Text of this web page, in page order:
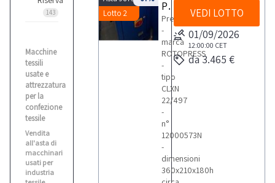
143
Macchine
tessili
usate e
attrezzatura
per la
confezione
tessile
Vendita
all'asta di
macchinari
usati per
industria
Lotto 2
Pressa Rotopress
Pressa
-
marca
ROTOPRESS
-
tipo
CLXN
22/497
-
n°
12000573N
-
dimensioni
360x210x180h
VEDI LOTTO
01/09/2026
12:00:00 CET
da 3.465 €